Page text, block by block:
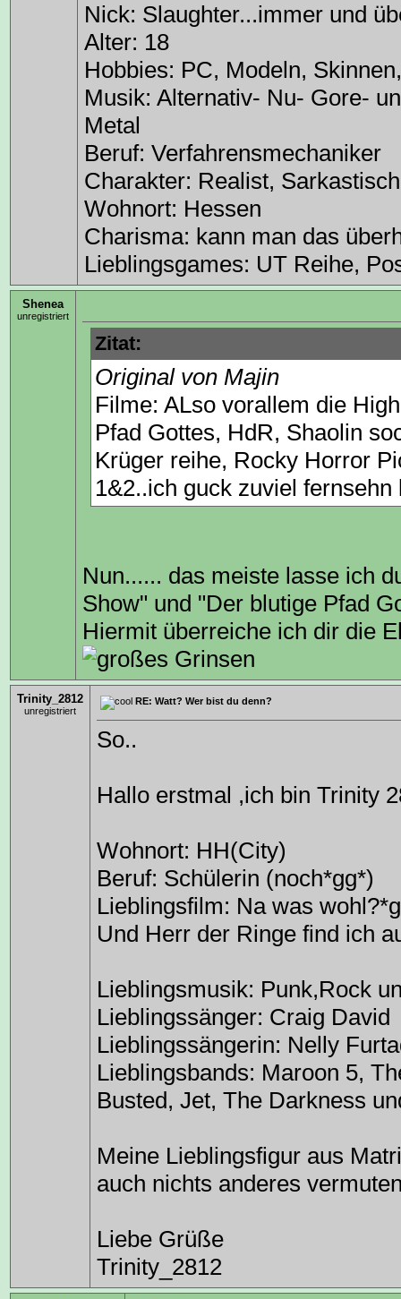
Nick: Slaughter...immer und
Alter: 18
Hobbies: PC, Modeln,
Musik: Alternativ- Nu- Gore-
Metal
Beruf: Verfahrensmechaniker
Charakter: Realist,
Wohnort: Hessen
Charisma: kann man das
Lieblingsgames: UT Reihe,
Shenea
unregistriert
Zitat:
Original von Majin
Filme: ALso vorallem die
Pfad Gottes, HdR, Shaolin
Krüger reihe, Rocky Horror
1&2..ich guck zuviel
Nun...... das meiste lasse ich
Show" und "Der blutige Pfad
Hiermit überreiche ich dir die
Trinity_2812
unregistriert
RE: Watt? Wer bist du denn?
So..
Hallo erstmal ,ich bin Trinity
Wohnort: HH(City)
Beruf: Schülerin (noch*gg*)
Lieblingsfilm: Na was
Und Herr der Ringe find ich
Lieblingsmusik: Punk,Rock
Lieblingssänger: Craig David
Lieblingssängerin: Nelly
Lieblingsbands: Maroon 5,
Busted, Jet, The Darkness
Meine Lieblingsfigur aus
auch nichts anderes
Liebe Grüße
Trinity_2812